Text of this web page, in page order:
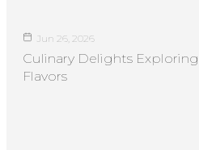
Jun 26, 2026
Culinary Delights
Flavors